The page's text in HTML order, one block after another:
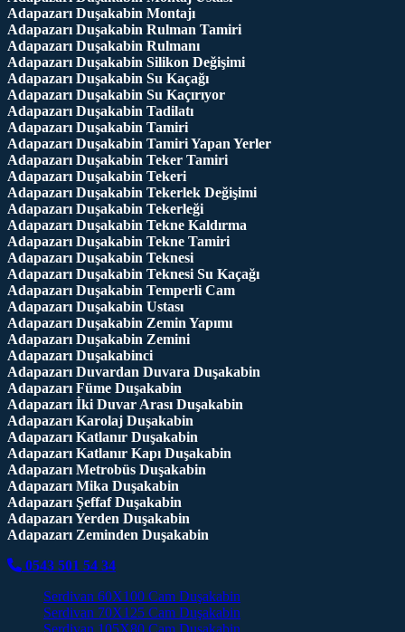
Adapazarı Duşakabin Montajı
Adapazarı Duşakabin Rulman Tamiri
Adapazarı Duşakabin Rulmanı
Adapazarı Duşakabin Silikon Değişimi
Adapazarı Duşakabin Su Kaçağı
Adapazarı Duşakabin Su Kaçırıyor
Adapazarı Duşakabin Tadilatı
Adapazarı Duşakabin Tamiri
Adapazarı Duşakabin Tamiri Yapan Yerler
Adapazarı Duşakabin Teker Tamiri
Adapazarı Duşakabin Tekeri
Adapazarı Duşakabin Tekerlek Değişimi
Adapazarı Duşakabin Tekerleği
Adapazarı Duşakabin Tekne Kaldırma
Adapazarı Duşakabin Tekne Tamiri
Adapazarı Duşakabin Teknesi
Adapazarı Duşakabin Teknesi Su Kaçağı
Adapazarı Duşakabin Temperli Cam
Adapazarı Duşakabin Ustası
Adapazarı Duşakabin Zemin Yapımı
Adapazarı Duşakabin Zemini
Adapazarı Duşakabinci
Adapazarı Duvardan Duvara Duşakabin
Adapazarı Füme Duşakabin
Adapazarı İki Duvar Arası Duşakabin
Adapazarı Karolaj Duşakabin
Adapazarı Katlanır Duşakabin
Adapazarı Katlanır Kapı Duşakabin
Adapazarı Metrobüs Duşakabin
Adapazarı Mika Duşakabin
Adapazarı Şeffaf Duşakabin
Adapazarı Yerden Duşakabin
Adapazarı Zeminden Duşakabin
0543 501 54 34
Serdivan 60X100 Cam Duşakabin
Serdivan 70X125 Cam Duşakabin
Serdivan 105X80 Cam Duşakabin